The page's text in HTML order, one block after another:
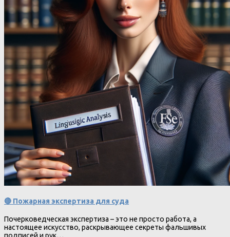
🔴 Пожарная экспертиза для суда
Почерковедческая экспертиза – это не просто работа, а
настоящее искусство, раскрывающее секреты фальшивых